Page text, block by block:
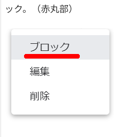
ック。（赤丸部）